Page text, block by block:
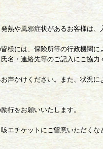
熱や風邪症状があるお客様は、
様には、保険所等の行政機関
名・連絡先等のご記入にご協力
声かけください。また、状況
行をお願いいたします。
エチケットにご留意いただく